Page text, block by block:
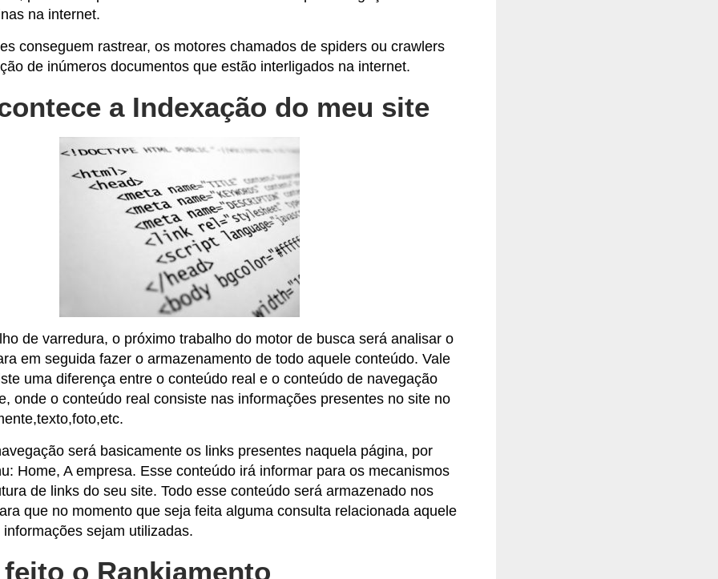
na internet.
conseguem rastrear, os motores chamados de spiders ou crawlers
de inúmeros documentos que estão interligados na internet.
a Indexação do meu site
de varredura, o próximo trabalho do motor de busca será analisar o
em seguida fazer o armazenamento de todo aquele conteúdo. Vale
uma diferença entre o conteúdo real e o conteúdo de navegação
onde o conteúdo real consiste nas informações presentes no site no
será basicamente os links presentes naquela página, por
Home, A empresa. Esse conteúdo irá informar para os mecanismos
de links do seu site. Todo esse conteúdo será armazenado nos
que no momento que seja feita alguma consulta relacionada aquele
sejam utilizadas.
o Rankiamento